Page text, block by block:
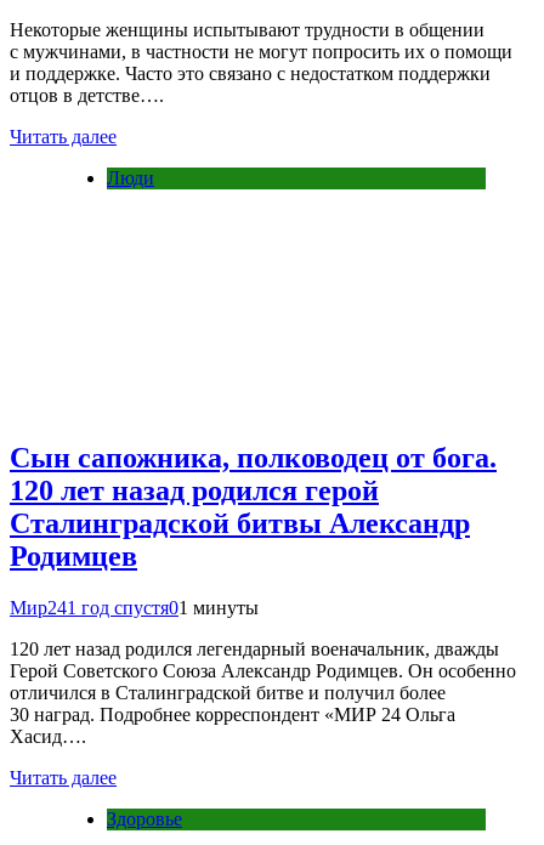
Некоторые женщины испытывают трудности в общении
с мужчинами, в частности не могут попросить их о помощи
и поддержке. Часто это связано с недостатком поддержки
отцов в детстве….
Читать далее
Люди
Сын сапожника, полководец от бога.
120 лет назад родился герой
Сталинградской битвы Александр
Родимцев
Мир241 год спустя01 минуты
120 лет назад родился легендарный военачальник, дважды
Герой Советского Союза Александр Родимцев. Он особенно
отличился в Сталинградской битве и получил более
30 наград. Подробнее корреспондент «МИР 24 Ольга
Хасид….
Читать далее
Здоровье